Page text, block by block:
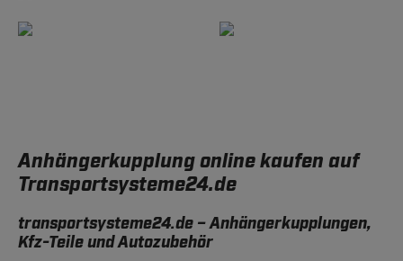
Anhängerkupplung online kaufen auf
Transportsysteme24.de
transportsysteme24.de – Anhängerkupplungen,
Kfz-Teile und Autozubehör